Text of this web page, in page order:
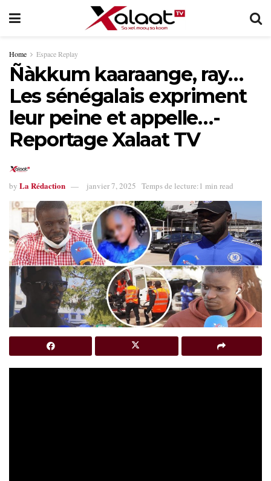
Home Espace Replay
Ñàkkum kaaraange, ray…
Les sénégalais expriment
leur peine et appelle…-
Reportage Xalaat TV
by La Rédaction janvier 7, 2025 Temps de lecture:1 min read